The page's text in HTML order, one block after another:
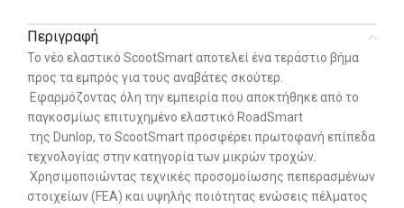
Περιγραφή
Το νέο ελαστικό ScootSmart αποτελεί ένα τεράστιο βήμα
προς τα εμπρός για τους αναβάτες σκούτερ.
Εφαρμόζοντας όλη την εμπειρία που αποκτήθηκε από το
παγκοσμίως επιτυχημένο ελαστικό RoadSmart
της Dunlop, το ScootSmart προσφέρει πρωτοφανή επίπεδα
τεχνολογίας στην κατηγορία των μικρών τροχών.
Χρησιμοποιώντας τεχνικές προσομοίωσης πεπερασμένων
στοιχείων (FEA) και υψηλής ποιότητας ενώσεις πέλματος